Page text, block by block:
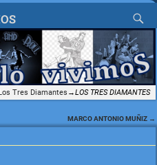
Tres Diamantes →LOS TRES DIAMANTES
MARCO ANTONIO MUÑIZ →